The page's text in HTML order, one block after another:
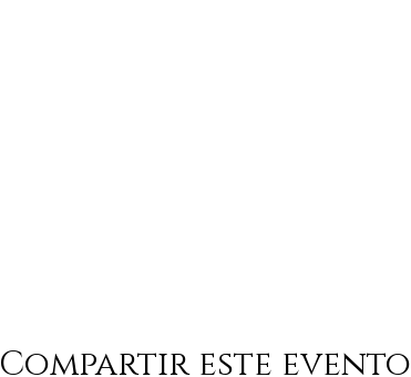
Compartir este evento